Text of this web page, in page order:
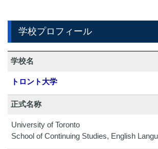
学校プロフィール
学校名
トロント大学
正式名称
University of Toronto
School of Continuing Studies, English